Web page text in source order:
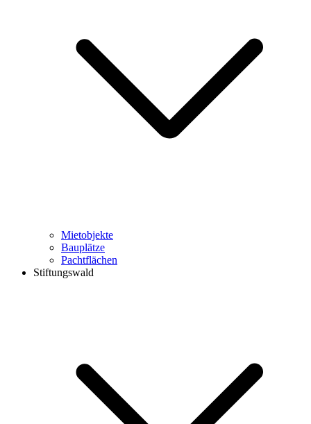
Mietobjekte
Bauplätze
Pachtflächen
Stiftungswald